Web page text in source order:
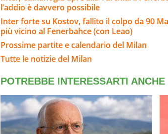
l’addio è davvero possibile
Inter forte su Kostov, fallito il colpo da 90
più vicino al Fenerbahce (con Leao)
Prossime partite e calendario del Milan
Tutte le notizie del Milan